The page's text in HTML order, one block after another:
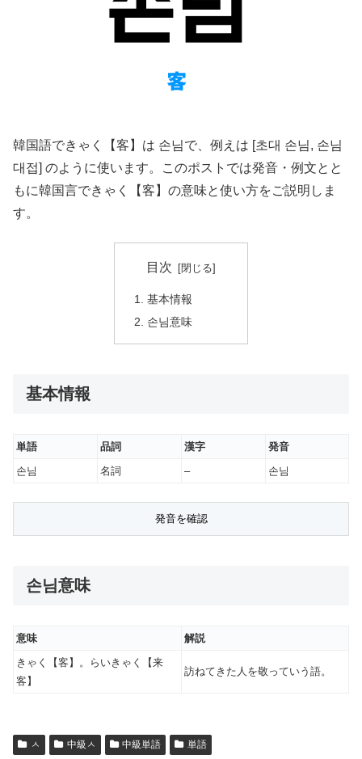
韓国語できゃく【客】は 손님で、例えは [초대 손님, 손님
대접] のように使います。このポストでは発音・例文とと
もに韓国言できゃく【客】の意味と使い方をご説明しま
す。
目次
基本情報
손님意味
基本情報
単語 品詞 漢字
発音
손님
名詞 – 손님
손님意味
意味
解説
きゃく【客】。らいきゃく【来
客】
訪ねてきた人を敬っていう語。
ㅅ 中級ㅅ 中級単語 単語